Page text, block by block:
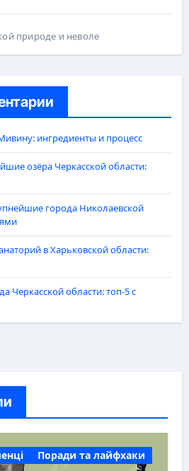
природе и неволе
ингредиенты и процесс
озёра Черкасской области:
города Николаевской
в Харьковской области:
Черкасской области: топ-5 с
Поради та лайфхаки